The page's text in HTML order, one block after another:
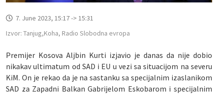
7. June 2023, 15:17 -> 15:31
Izvor: Tanjug,Koha, Radio Slobodna evropa
Premijer Kosova Aljbin Kurti izjavio je danas da nije dobio
nikakav ultimatum od SAD i EU u vezi sa situacijom na severu
KiM. On je rekao da je na sastanku sa specijalnim izaslanikom
SAD za Zapadni Balkan Gabrijelom Eskobarom i specijalnim